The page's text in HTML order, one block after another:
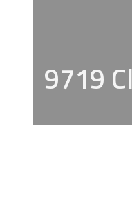
9719